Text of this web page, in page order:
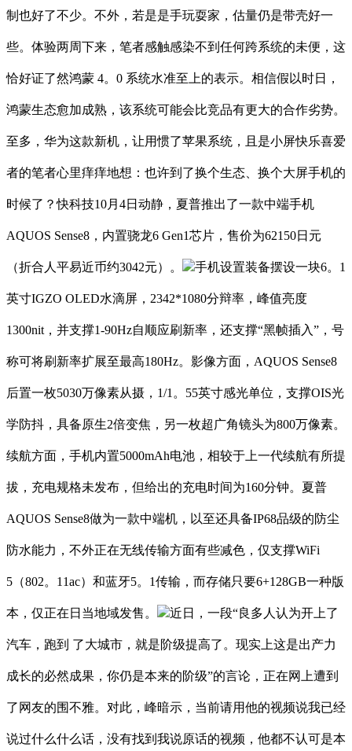
制也好了不少。不外，若是是手玩耍家，估量仍是带壳好一
些。体验两周下来，笔者感触感染不到任何跨系统的未便，这
恰好证了然鸿蒙 4。0 系统水准至上的表示。相信假以时日，
鸿蒙生态愈加成熟，该系统可能会比竞品有更大的合作劣势。
至多，华为这款新机，让用惯了苹果系统，且是小屏快乐喜爱
者的笔者心里痒痒地想：也许到了换个生态、换个大屏手机的
时候了？快科技10月4日动静，夏普推出了一款中端手机
AQUOS Sense8，内置骁龙6 Gen1芯片，售价为62150日元
（折合人平易近币约3042元）。 手机设置装备摆设一块6。1
英寸IGZO OLED水滴屏，2342*1080分辩率，峰值亮度
1300nit，并支撑1-90Hz自顺应刷新率，还支撑“黑帧插入”，号
称可将刷新率扩展至最高180Hz。影像方面，AQUOS Sense8
后置一枚5030万像素从摄，1/1。55英寸感光单位，支撑OIS光
学防抖，具备原生2倍变焦，另一枚超广角镜头为800万像素。
续航方面，手机内置5000mAh电池，相较于上一代续航有所提
拔，充电规格未发布，但给出的充电时间为160分钟。夏普
AQUOS Sense8做为一款中端机，以至还具备IP68品级的防尘
防水能力，不外正在无线传输方面有些减色，仅支撑WiFi
5（802。11ac）和蓝牙5。1传输，而存储只要6+128GB一种版
本，仅正在日当地域发售。 近日，一段“良多人认为开上了
汽车，跑到 了大城市，就是阶级提高了。现实上这是出产力
成长的必然成果，你仍是本来的阶级”的言论，正在网上遭到
了网友的围不雅。对此，峰暗示，当前请用他的视频说我已经
说过什么什么话，没有找到我说原话的视频，他都不认可是本